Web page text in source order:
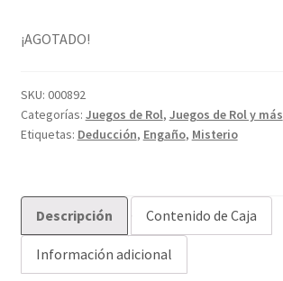
¡AGOTADO!
SKU: 000892
Categorías: Juegos de Rol, Juegos de Rol y más
Etiquetas: Deducción, Engaño, Misterio
Descripción Contenido de Caja
Información adicional